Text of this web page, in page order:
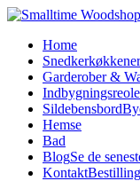
Home
Snedkerkøkkener
Garderober &
Sildebensbord
Hemse
Bad
BlogSe de
Kontakt